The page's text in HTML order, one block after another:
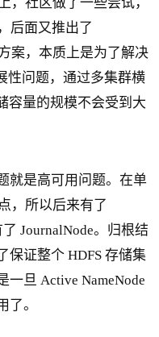
后面又推出了
案，本质上是为了解决
性问题，通过多集群横
容量的规模不会受到大
就是高可用问题。在单
，所以后来有了
JournalNode。归根结
保证整个 HDFS 存储集
旦 Active NameNode
。